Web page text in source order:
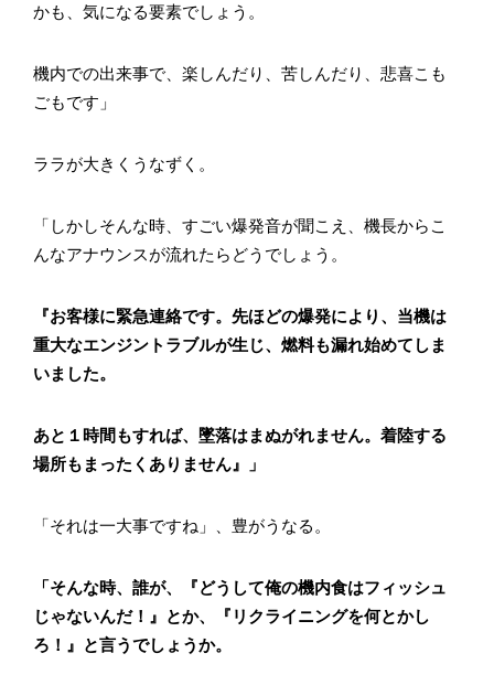
かも、気になる要素でしょう。
機内での出来事で、楽しんだり、苦しんだり、悲喜こも
ごもです」
ララが大きくうなずく。
「しかしそんな時、すごい爆発音が聞こえ、機長からこ
んなアナウンスが流れたらどうでしょう。
『お客様に緊急連絡です。先ほどの爆発により、当機は
重大なエンジントラブルが生じ、燃料も漏れ始めてしま
いました。
あと１時間もすれば、墜落はまぬがれません。着陸する
場所もまったくありません』」
「それは一大事ですね」、豊がうなる。
「そんな時、誰が、『どうして俺の機内食はフィッシュ
じゃないんだ！』とか、『リクライニングを何とかし
ろ！』と言うでしょうか。